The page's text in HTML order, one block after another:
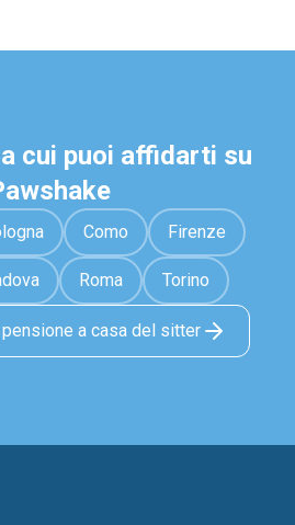
cui puoi affidarti su
Como Firenze
Roma Torino
a casa del sitter